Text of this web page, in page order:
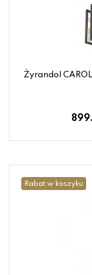
Żyrandol
Rabat w koszyku